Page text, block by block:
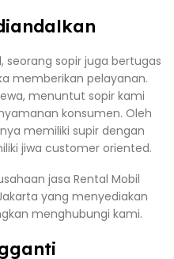
seorang sopir juga bertugas
memberikan pelayanan.
menuntut sopir kami
konsumen. Oleh
memiliki supir dengan
jiwa customer oriented.
jasa Rental Mobil
yang menyediakan
menghubungi kami.